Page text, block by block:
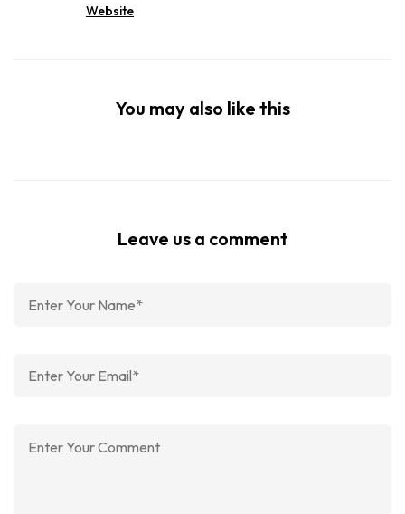
Website
You may also like this
Leave us a comment